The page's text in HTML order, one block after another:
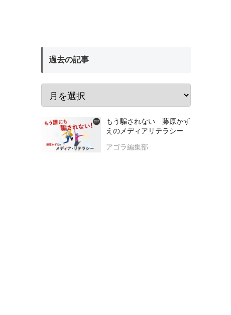
過去の記事
もう騙されない 藤原かず
えのメディアリテラシー
アゴラ編集部